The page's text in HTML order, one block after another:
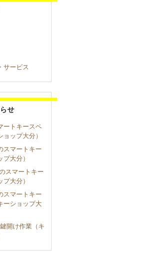
サービス
せ
ートキースペ
ップ大分）
スマートキー
大分）
スマートキー
大分）
スマートキー
ーショップ大
開け作業（キ